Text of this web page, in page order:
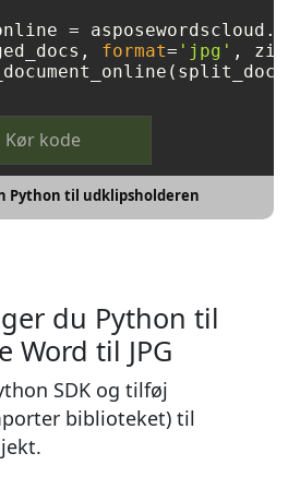
=
format= 'jpg' ,
Kør kode
Python til udklipsholderen
du Python til
Word til JPG
SDK og tilføj
biblioteket) til